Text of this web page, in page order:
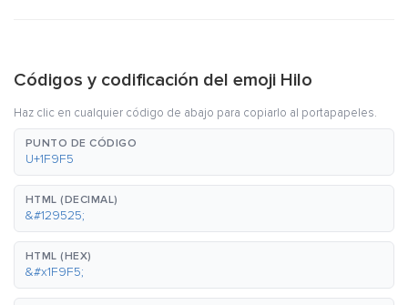
Códigos y codificación del emoji Hilo
Haz clic en cualquier código de abajo para copiarlo al portapapeles.
PUNTO DE CÓDIGO
U+1F9F5
HTML (DECIMAL)
&#129525;
HTML (HEX)
&#x1F9F5;